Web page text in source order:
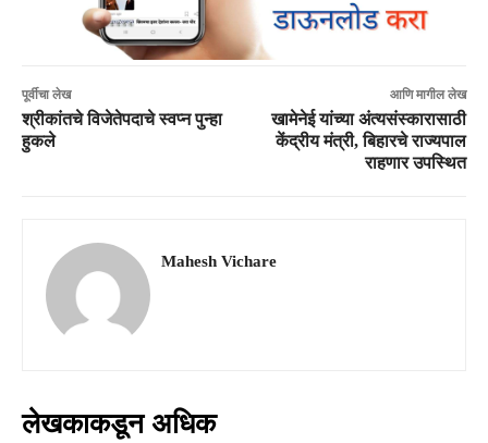
पूर्वीचा लेख
श्रीकांतचे विजेतेपदाचे स्वप्न पुन्हा
हुकले
आणि मागील लेख
खामेनेई यांच्या अंत्यसंस्कारासाठी
केंद्रीय मंत्री, बिहारचे राज्यपाल
राहणार उपस्थित
Mahesh Vichare
लेखकाकडून अधिक